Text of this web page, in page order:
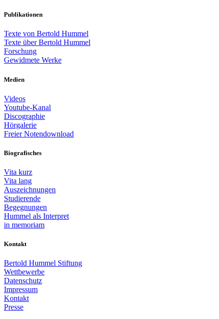
Publikationen
Texte von Bertold Hummel
Texte über Bertold Hummel
Forschung
Gewidmete Werke
Medien
Videos
Youtube-Kanal
Discographie
Hörgalerie
Freier Notendownload
Biografisches
Vita kurz
Vita lang
Auszeichnungen
Studierende
Begegnungen
Hummel als Interpret
in memoriam
Kontakt
Bertold Hummel Stiftung
Wettbewerbe
Datenschutz
Impressum
Kontakt
Presse